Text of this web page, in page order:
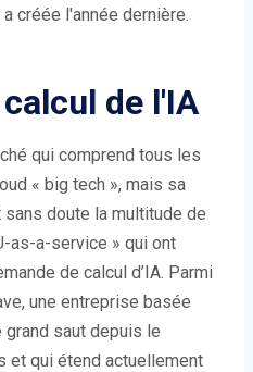
créée l'année dernière.
de l'IA
qui comprend tous les
« big tech », mais sa
doute la multitude de
as-a-service » qui ont
de calcul d’IA. Parmi
une entreprise basée
grand saut depuis le
et qui étend actuellement